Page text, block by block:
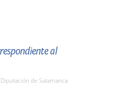
al
de Salamanca